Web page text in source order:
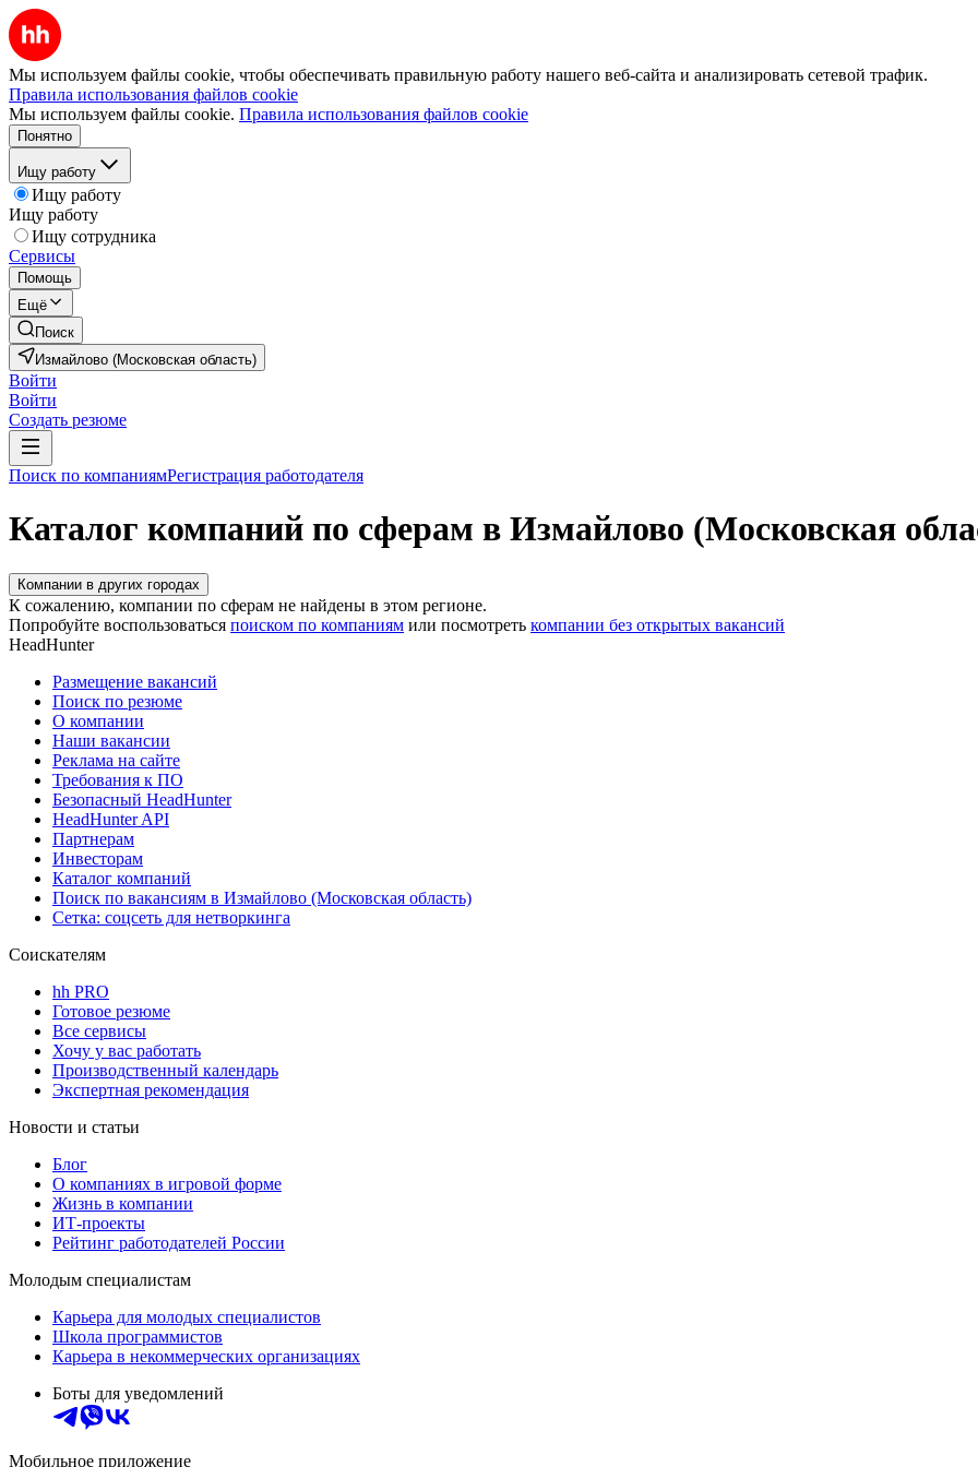
Мы используем файлы cookie, чтобы обеспечивать правильную работу нашего веб-сайта и анализировать сетевой трафик.
Правила использования файлов cookie
Мы используем файлы cookie. Правила использования файлов cookie
Понятно
Ищу работу
Ищу работу
Ищу работу
Ищу сотрудника
Сервисы
Помощь
Ещё
Поиск
Измайлово (Московская область)
Войти
Войти
Создать резюме
Поиск по компаниямРегистрация работодателя
Каталог компаний по сферам в Измайлово (Московская
Компании в других городах
К сожалению, компании по сферам не найдены в этом регионе.
Попробуйте воспользоваться поиском по компаниям или посмотреть компании без открытых вакансий
HeadHunter
Размещение вакансий
Поиск по резюме
О компании
Наши вакансии
Реклама на сайте
Требования к ПО
Безопасный HeadHunter
HeadHunter API
Партнерам
Инвесторам
Каталог компаний
Поиск по вакансиям в Измайлово (Московская область)
Сетка: соцсеть для нетворкинга
Соискателям
hh PRO
Готовое резюме
Все сервисы
Хочу у вас работать
Производственный календарь
Экспертная рекомендация
Новости и статьи
Блог
О компаниях в игровой форме
Жизнь в компании
ИТ-проекты
Рейтинг работодателей России
Молодым специалистам
Карьера для молодых специалистов
Школа программистов
Карьера в некоммерческих организациях
Боты для уведомлений
Мобильное приложение